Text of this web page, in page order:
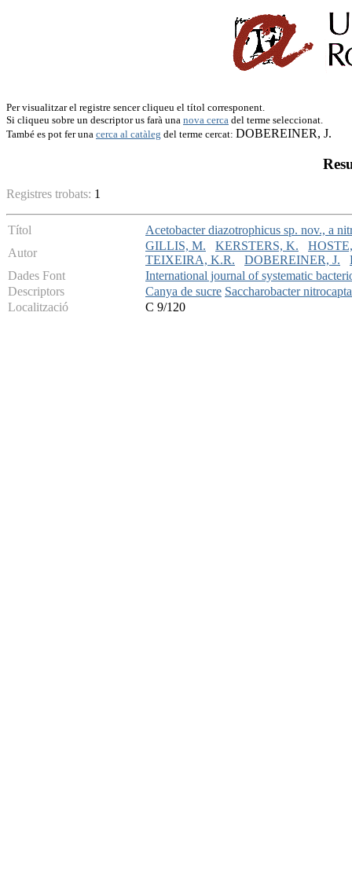
Per visualitzar el registre sencer cliqueu el títol corresponent.
Si cliqueu sobre un descriptor us farà una nova cerca del terme seleccionat.
També es pot fer una cerca al catàleg del terme cercat: DOBEREINER, J.
Registres trobats: 1
Títol
Acetobacter diazotrophicus sp. nov., a
Autor
GILLIS, M. KERSTERS, K.
TEIXEIRA, K.R.
DOBEREINER, J.
Dades Font
International journal of systematic
Descriptors
Canya de sucre Saccharobacter
Localització
C 9/120